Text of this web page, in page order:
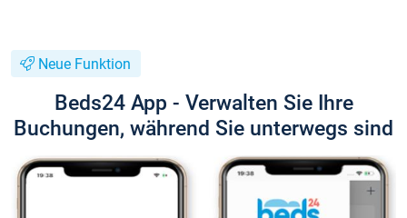
Neue Funktion
Beds24 App - Verwalten Sie Ihre
Buchungen, während Sie unterwegs sind